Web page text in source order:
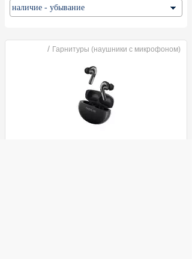
/ Гарнитуры (наушники с микрофоном)